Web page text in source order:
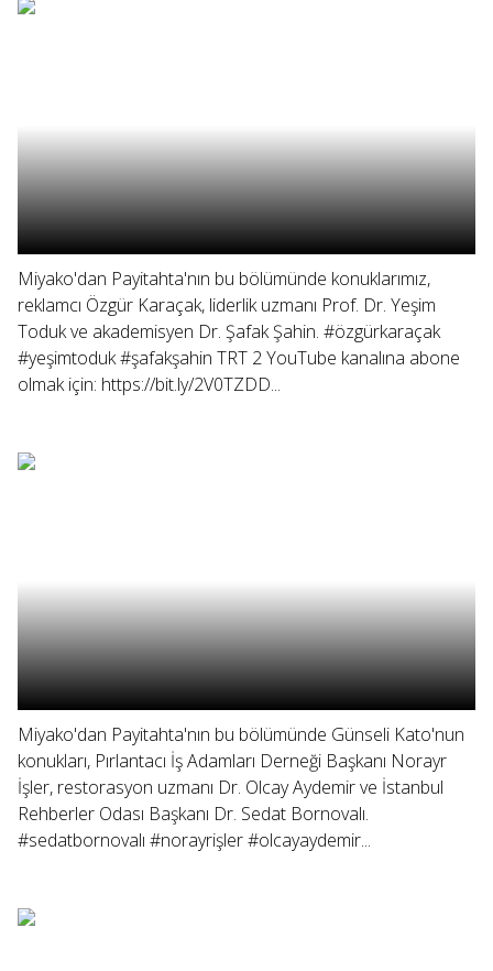
Miyako'dan Payitahta'nın bu bölümünde konuklarımız,
reklamcı Özgür Karaçak, liderlik uzmanı Prof. Dr. Yeşim
Toduk ve akademisyen Dr. Şafak Şahin. #özgürkaraçak
#yeşimtoduk #şafakşahin TRT 2 YouTube kanalına abone
olmak için: https://bit.ly/2V0TZDD...
Miyako'dan Payitahta'nın bu bölümünde Günseli Kato'nun
konukları, Pırlantacı İş Adamları Derneği Başkanı Norayr
İşler, restorasyon uzmanı Dr. Olcay Aydemir ve İstanbul
Rehberler Odası Başkanı Dr. Sedat Bornovalı.
#sedatbornovalı #norayrişler #olcayaydemir...